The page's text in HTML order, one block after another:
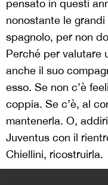
pensato in questi
nonostante le
spagnolo, per non
Perché per valutare
anche il suo
esso. Se non c’è
coppia. Se c’è, al
mantenerla. O,
Juventus con il
Chiellini, ricostruirla.